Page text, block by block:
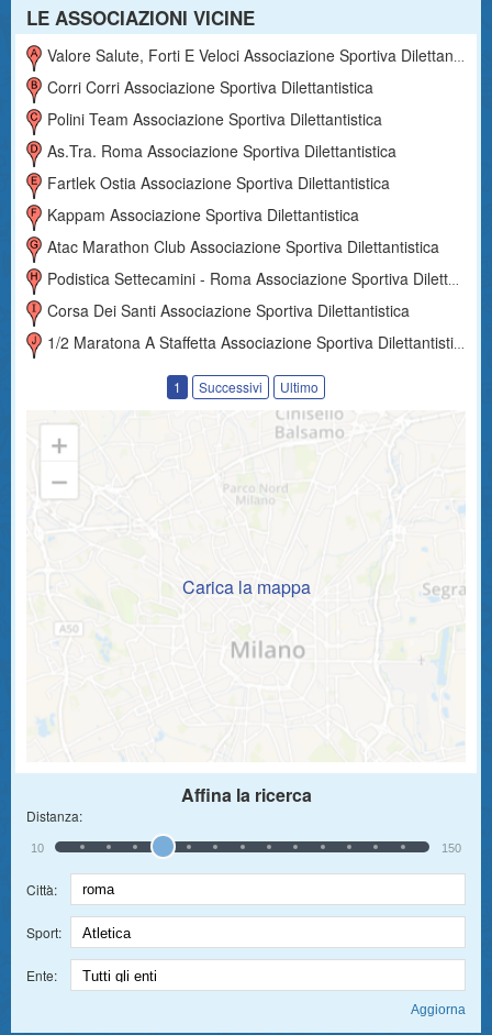
LE ASSOCIAZIONI VICINE
Valore Salute, Forti E Veloci Associazione Sportiva Dilettantistica
Corri Corri Associazione Sportiva Dilettantistica
Polini Team Associazione Sportiva Dilettantistica
As.tra. Roma Associazione Sportiva Dilettantistica
Fartlek Ostia Associazione Sportiva Dilettantistica
Kappam Associazione Sportiva Dilettantistica
Atac Marathon Club Associazione Sportiva Dilettantistica
Podistica Settecamini - Roma Associazione Sportiva Dilettantistica
Corsa Dei Santi Associazione Sportiva Dilettantistica
1/2 Maratona A Staffetta Associazione Sportiva Dilettantistica
1 Successivi Ultimo
Carica la mappa
Affina la ricerca
Distanza:
10 150
Città:
Sport:
Ente: